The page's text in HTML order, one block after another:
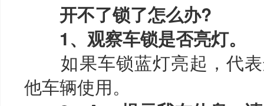
开不了锁了怎么办?
1、观察车锁是否亮灯。
如果车锁蓝灯亮起，代表
他车辆使用。